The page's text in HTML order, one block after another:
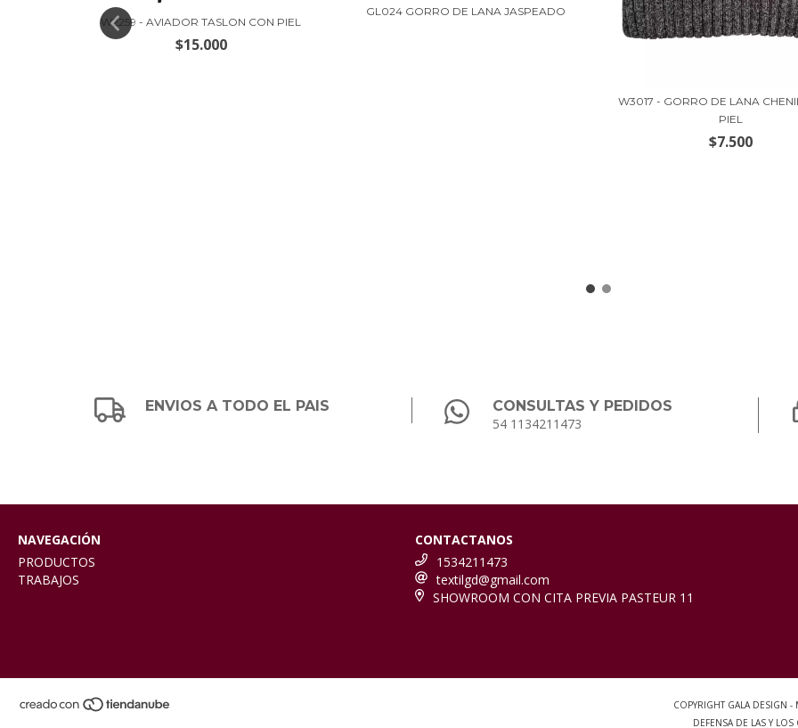
W2259 - AVIADOR TASLON CON PIEL
$15.000
GL024 GORRO DE LANA JASPEADO
W3017 - GORRO DE LANA
PIEL
$7.500
ENVIOS A TODO EL PAIS
CONSULTAS Y PEDIDOS
54 1134211473
NAVEGACIÓN
PRODUCTOS
TRABAJOS
CONTACTANOS
1534211473
textilgd@gmail.com
SHOWROOM CON CITA PREVIA PASTEUR 11
COPYRIGHT GALA DESIGN
DEFENSA DE LAS Y